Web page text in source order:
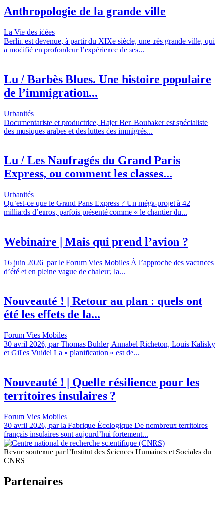
Anthropologie de la grande ville
La Vie des idées
Berlin est devenue, à partir du XIXe siècle, une très grande ville, qui
a modifié en profondeur l’expérience de ses...
Lu / Barbès Blues. Une histoire populaire
de l’immigration...
Urbanités
Documentariste et productrice, Hajer Ben Boubaker est spécialiste
des musiques arabes et des luttes des immigrés...
Lu / Les Naufragés du Grand Paris
Express, ou comment les classes...
Urbanités
Qu’est-ce que le Grand Paris Express ? Un méga-projet à 42
milliards d’euros, parfois présenté comme « le chantier du...
Webinaire | Mais qui prend l’avion ?
16 juin 2026, par le Forum Vies Mobiles À l’approche des vacances
d’été et en pleine vague de chaleur, la...
Nouveauté ! | Retour au plan : quels ont
été les effets de la...
Forum Vies Mobiles
30 avril 2026, par Thomas Buhler, Annabel Richeton, Louis Kalisky
et Gilles Vuidel La « planification » est de...
Nouveauté ! | Quelle résilience pour les
territoires insulaires ?
Forum Vies Mobiles
30 avril 2026, par la Fabrique Écologique De nombreux territoires
français insulaires sont aujourd’hui fortement...
Revue soutenue par l’Institut des Sciences Humaines et Sociales du
CNRS
Partenaires